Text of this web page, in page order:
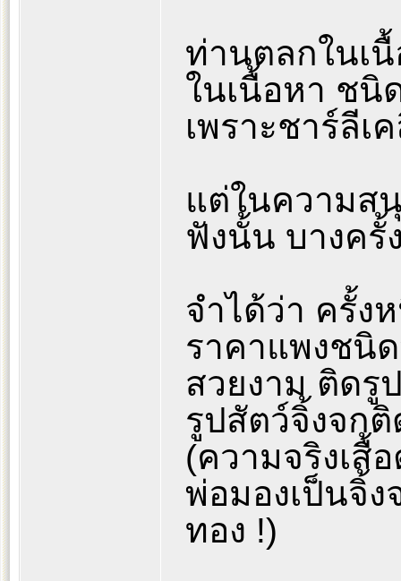
ท่านตลกในเ
ในเนื้อหา ชนิ
เพราะชาร์ลีเ
แต่ในความส
ฟังนั้น บางครั้
จำได้ว่า ครั้
ราคาแพงชนิ
สวยงาม ติดรู
รูปสัตว์จิ้งจก
(ความจริงเสื้
พ่อมองเป็นจิ้ง
ทอง !)